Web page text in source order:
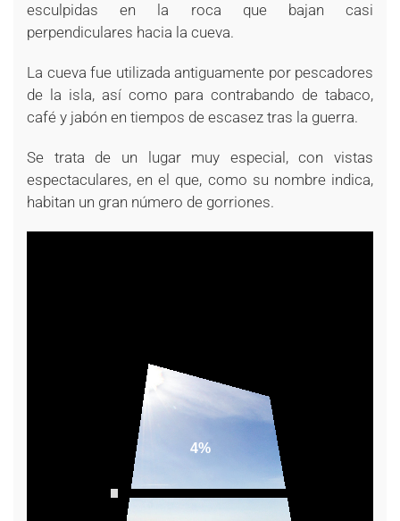
esculpidas en la roca que bajan casi
perpendiculares hacia la cueva.
La cueva fue utilizada antiguamente por pescadores
de la isla, así como para contrabando de tabaco,
café y jabón en tiempos de escasez tras la guerra.
Se trata de un lugar muy especial, con vistas
espectaculares, en el que, como su nombre indica,
habitan un gran número de gorriones.